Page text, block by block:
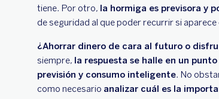
tiene. Por otro, la hormiga es previsora y
de seguridad al que poder recurrir si
¿Ahorrar dinero de cara al futuro o
siempre, la respuesta se halle en un
previsión y consumo inteligente. No
como necesario analizar cuál es la